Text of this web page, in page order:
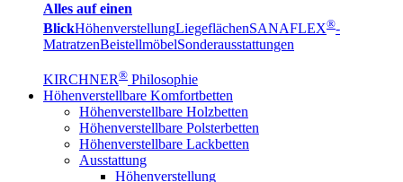
Alles auf einen
BlickHöhenverstellungLiegeflächenSANAFLEX®-
MatratzenBeistellmöbelSonderausstattungen
KIRCHNER® Philosophie
Höhenverstellbare Komfortbetten
Höhenverstellbare Holzbetten
Höhenverstellbare Polsterbetten
Höhenverstellbare Lackbetten
Ausstattung
Höhenverstellung